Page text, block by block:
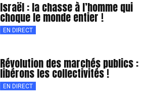
Israël : la chasse à l’homme qui
choque le monde entier !
EN DIRECT
Révolution des marchés publics :
libérons les collectivités !
EN DIRECT